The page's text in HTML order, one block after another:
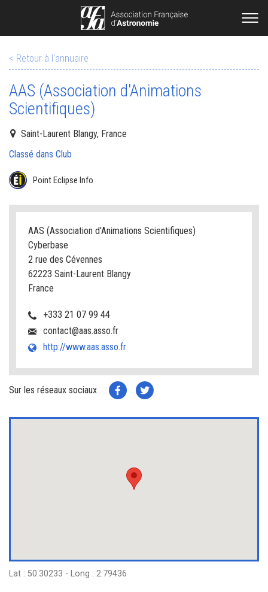
< Retour à l'annuaire
AAS (Association d'Animations
Scientifiques)
Saint-Laurent Blangy, France
Classé dans Club
Point Eclipse Info
AAS (Association d'Animations Scientifiques)
Cyberbase
2 rue des Cévennes
62223 Saint-Laurent Blangy
France
+333 21 07 99 44
contact@aas.asso.fr
http://www.aas.asso.fr
Sur les réseaux sociaux
Lat : 50.30233 - Long : 2.79436